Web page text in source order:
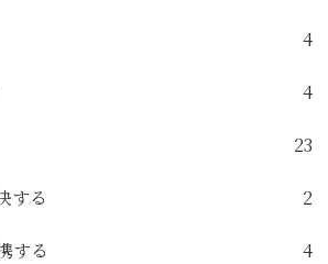
4
4
23
する 2
する 4